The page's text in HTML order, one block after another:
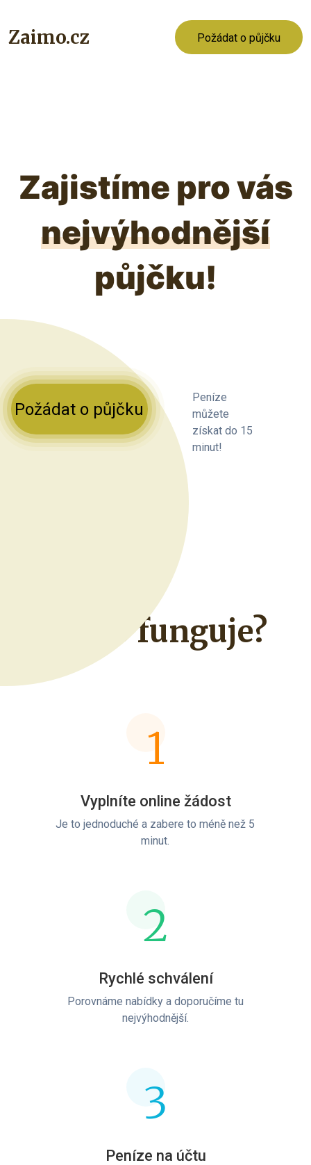
Zaimo.cz Požádat o půjčku
Zajistíme pro vás
nejvýhodnější
půjčku!
Požádat o půjčku
Peníze
můžete
získat do 15
minut!
Jak to funguje?
1
Vyplníte online žádost
Je to jednoduché a zabere to méně než 5
minut.
2
Rychlé schválení
Porovnáme nabídky a doporučíme tu
nejvýhodnější.
3
Peníze na účtu